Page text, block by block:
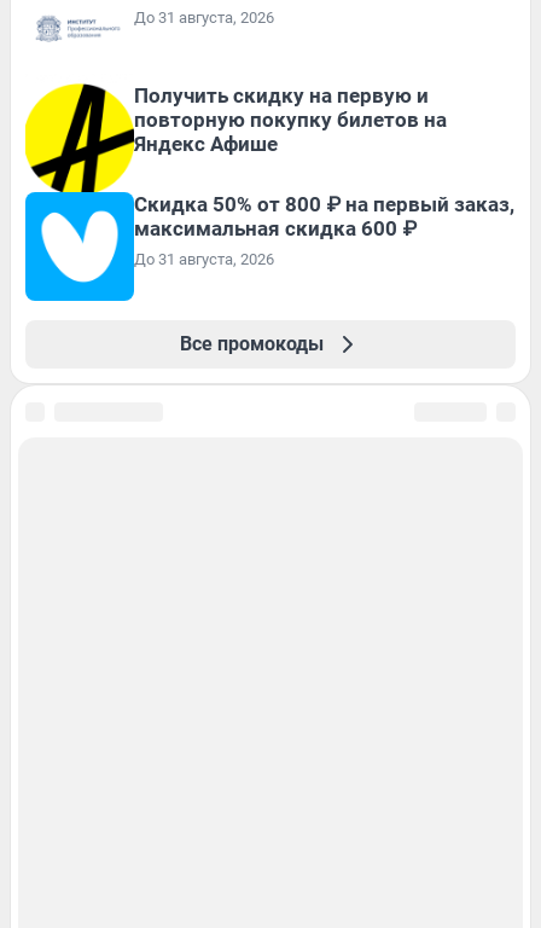
До 31 августа, 2026
Получить скидку на первую и
повторную покупку билетов на
Яндекс Афише
Скидка 50% от 800 ₽ на первый заказ,
максимальная скидка 600 ₽
До 31 августа, 2026
Все промокоды